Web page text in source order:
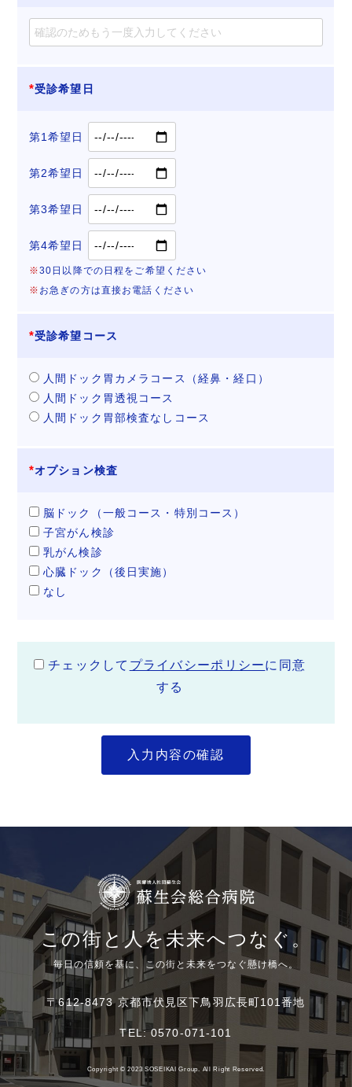
受診希望日
第1希望日
第2希望日
第3希望日
第4希望日
※30日以降での日程をご希望ください
※ お急ぎの方は直接お電話ください
受診希望コース
人間ドック胃カメラコース（経鼻・経口）
人間ドック胃透視コース
人間ドック胃部検査なしコース
オプション検査
脳ドック（一般コース・特別コース）
子宮がん検診
乳がん検診
心臓ドック（後日実施）
なし
チェックして プライバシーポリシーに同意
する
この街と人を未来へつなぐ。
毎日の信頼を基に、この街と未来をつなぐ懸け橋へ。
〒612-8473 京都市伏見区下鳥羽広長町101番地
TEL:0570-071-101
Copyright © 2023 SOSEIKAI Group. All Right Reserved.